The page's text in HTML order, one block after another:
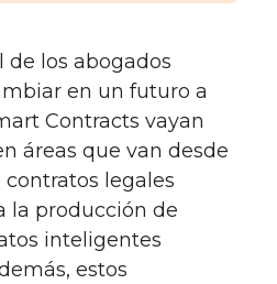
de los abogados
en un futuro a
Contracts vayan
áreas que van desde
legales
la producción de
inteligentes
estos